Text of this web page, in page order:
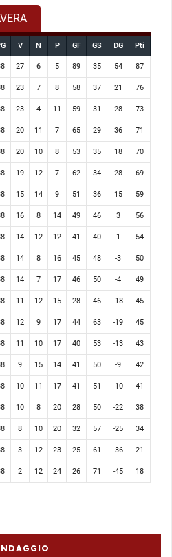
V N P GF GS DG Pti
27 6 5 89 35 54 87
23 7 8 58 37 21 76
23 4 11 59 31 28 73
20 11 7 65 29 36 71
20 10 8 53 35 18 70
19 12 7 62 34 28 69
15 14 9 51 36 15 59
16 8 14 49 46 3 56
14 12 12 41 40 1 54
14 8 16 45 48 -3 50
14 7 17 46 50 -4 49
11 12 15 28 46 -18 45
12 9 17 44 63 -19 45
11 10 17 40 53 -13 43
9 15 14 41 50 -9 42
10 11 17 41 51 -10 41
10 8 20 28 50 -22 38
8 10 20 32 57 -25 34
3 12 23 25 61 -36 21
2 12 24 26 71 -45 18